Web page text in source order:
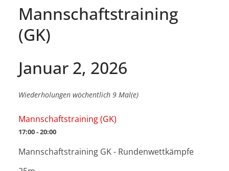
Mannschaftstraining
(GK)
Januar 2, 2026
Wiederholungen wöchentlich 9 Mal(e)
Mannschaftstraining (GK)
17:00 - 20:00
Mannschaftstraining GK - Rundenwettkämpfe